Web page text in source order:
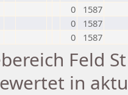
0
1587
0
1587
0 1587
Feld
in